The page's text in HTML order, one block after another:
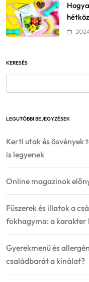
KERESÉS
LEGUTÓBBI BEJEGYZÉSEK
Kerti utak és ösvények
is legyenek
Online magazinok
Fűszerek és illatok a
fokhagyma: a karakter
Gyerekmenü és
családbarát a kínálat?